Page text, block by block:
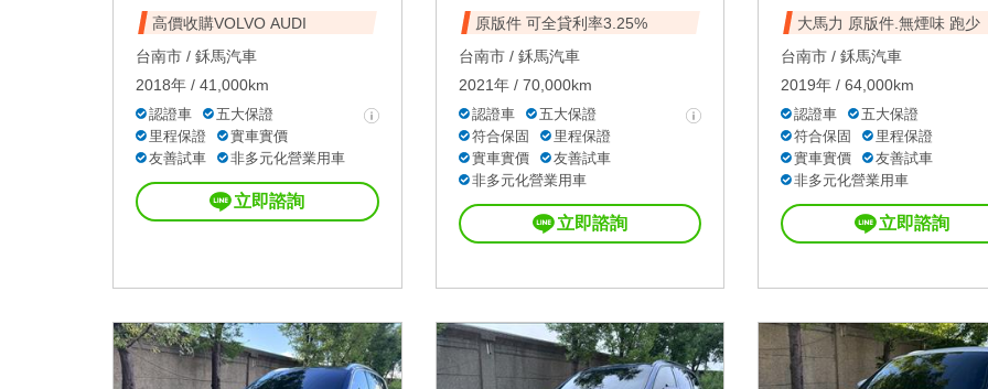
高價收購VOLVO AUDI
台南市 / 鉌馬汽車
2018年 / 41,000km
認證車
五大保證
里程保證
實車實價
友善試車
非多元化營業用車
立即諮詢
原版件 可全貸利率3.25%
台南市 / 鉌馬汽車
2021年 / 70,000km
認證車
五大保證
符合保固
里程保證
實車實價
友善試車
非多元化營業用車
立即諮詢
大馬力 原版件.無煙味 跑少
台南市 / 鉌馬汽車
2019年 / 64,000km
認證車
五大保證
符合保固
里程保證
實車實價
友善試車
非多元化營業用車
立即諮詢